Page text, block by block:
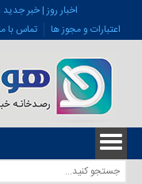
اخبار روز | خبر
اعتبارات و مجوز ها
تماس با ما